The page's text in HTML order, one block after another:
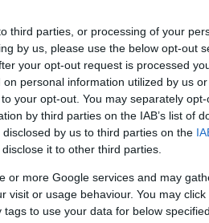
third parties, or processing of your
by us, please use the below opt-out
your opt-out request is processed
personal information utilized by us
your opt-out. You may separately
by third parties on the IAB’s list of
by us to third parties on the
it to other third parties.
or more Google services and may
visit or usage behaviour. You may
to use your data for below
e
ilFanCash, un
scommesse o in
molto a seconda
più diffusa è ilNo
Bet & Geto token
le offerte attive e